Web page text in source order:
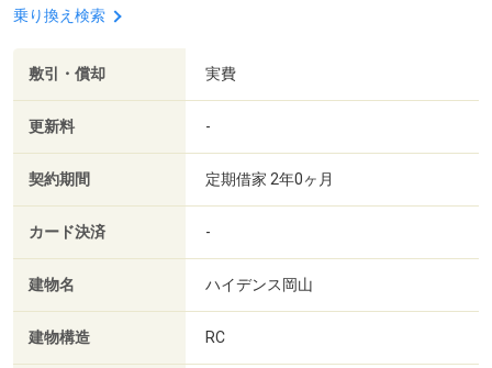
乗り換え検索
敷引・償却 実費
更新料 -
契約期間 定期借家 2年0ヶ月
カード決済 -
建物名 ハイデンス岡山
建物構造 RC